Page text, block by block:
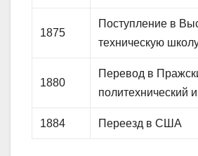
1875
Поступление в
техническую
1880
Перевод в
политехнический
1884 Переезд в США